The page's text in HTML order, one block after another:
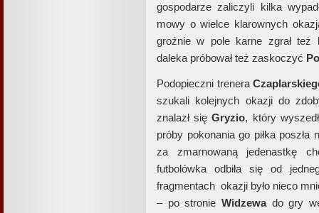
gospodarze zaliczyli kilka
mowy o wielce klarownych
groźnie w pole karne zgrał też
daleka próbował też zaskoczyć
Podopieczni trenera
szukali kolejnych okazji do
znalazł sięGryzio, który
próby pokonania go piłka
za zmarnowaną jedenastkę
futbolówka odbiła się od
fragmentach okazji było nieco
– po stronie Widzewado gry